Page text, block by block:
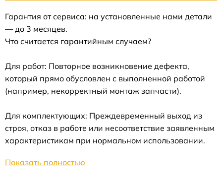
Гарантия от сервиса: на установленные нами детали
— до 3 месяцев.
Что считается гарантийным случаем?
Для работ: Повторное возникновение дефекта,
который прямо обусловлен с выполненной работой
(например, некорректный монтаж запчасти).
Для комплектующих: Преждевременный выход из
строя, отказ в работе или несоответствие заявленным
характеристикам при нормальном использовании.
Показать полностью